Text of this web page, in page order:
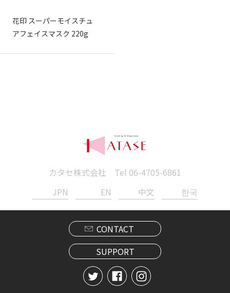
花印 スーパーモイスチュ
アフェイスマスク 220g
カタセ株式会社 Tel 06-4705-6861
JPN
EN 中文 한국
CONTACT
SUPPORT